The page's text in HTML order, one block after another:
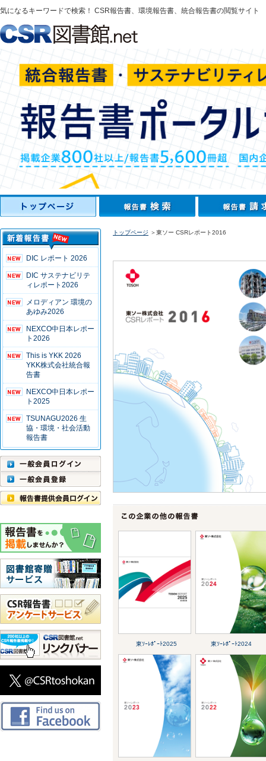
気になるキーワードで検索！ CSR報告書、環境報告書、統合報告書の閲覧サイト
DIC レポート 2026
DIC サステナビリテ
ィレポート2026
メロディアン 環境の
あゆみ2026
NEXCO中日本レポー
ト2026
This is YKK 2026
YKK株式会社統合報
告書
NEXCO中日本レポー
ト2025
TSUNAGU2026 生
協・環境・社会活動
報告書
トップページ ＞東ソー CSRレポート2016
東ｿｰﾚﾎﾟｰﾄ2025 東ｿｰﾚﾎﾟｰﾄ2024